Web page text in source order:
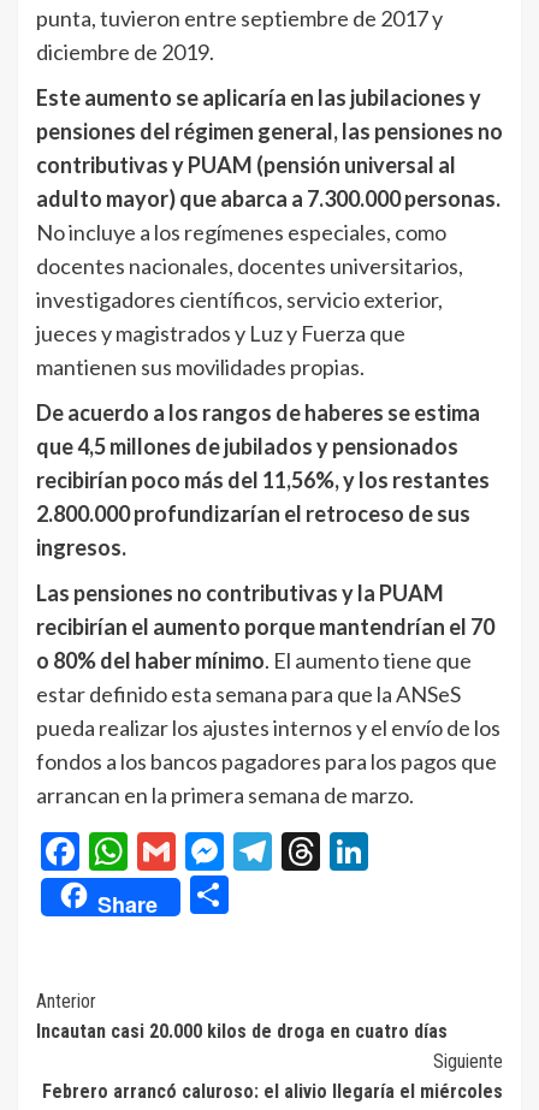
punta, tuvieron entre septiembre de 2017 y
diciembre de 2019.
Este aumento se aplicaría en las jubilaciones y
pensiones del régimen general, las pensiones no
contributivas y PUAM (pensión universal al
adulto mayor) que abarca a 7.300.000 personas.
No incluye a los regímenes especiales, como
docentes nacionales, docentes universitarios,
investigadores científicos, servicio exterior,
jueces y magistrados y Luz y Fuerza que
mantienen sus movilidades propias.
De acuerdo a los rangos de haberes se estima
que 4,5 millones de jubilados y pensionados
recibirían poco más del 11,56%, y los restantes
2.800.000 profundizarían el retroceso de sus
ingresos.
Las pensiones no contributivas y la PUAM
recibirían el aumento porque mantendrían el 70
o 80% del haber mínimo. El aumento tiene que
estar definido esta semana para que la ANSeS
pueda realizar los ajustes internos y el envío de los
fondos a los bancos pagadores para los pagos que
arrancan en la primera semana de marzo.
Facebook
WhatsApp
GmailMessenger
Telegram
Threads
Share
Navegación
de
entradas
Anterior
Incautan casi 20.000 kilos de droga en cuatro días
Siguiente
Febrero arrancó caluroso: el alivio llegaría el miércoles